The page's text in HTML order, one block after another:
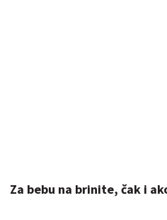
Za bebu na brinite, čak i